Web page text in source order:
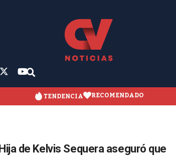
TENDENCIA RECOMENDADO
Hija de Kelvis Sequera aseguró que